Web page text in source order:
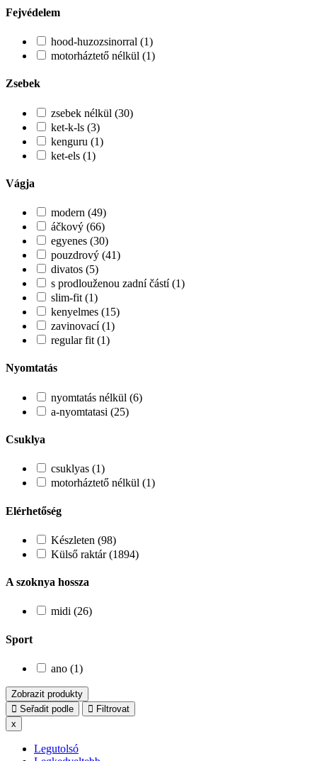
Fejvédelem
hood-huzozsinorral (1)
motorháztető nélkül (1)
Zsebek
zsebek nélkül (30)
ket-k-ls (3)
kenguru (1)
ket-els (1)
Vágja
modern (49)
áčkový (66)
egyenes (30)
pouzdrový (41)
divatos (5)
s prodlouženou zadní částí (1)
slim-fit (1)
kenyelmes (15)
zavinovací (1)
regular fit (1)
Nyomtatás
nyomtatás nélkül (6)
a-nyomtatasi (25)
Csuklya
csuklyas (1)
motorháztető nélkül (1)
Elérhetőség
Készleten (98)
Külső raktár (1894)
A szoknya hossza
midi (26)
Sport
ano (1)
Zobrazit produkty
Seřadit podle
Filtrovat
x
Legutolsó